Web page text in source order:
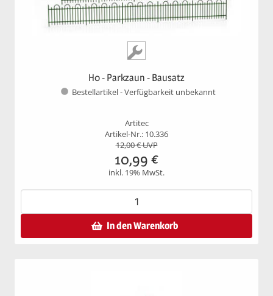
H0 - Parkzaun - Bausatz
Bestellartikel - Verfügbarkeit unbekannt
Artitec
Artikel-Nr.: 10.336
12,00€ UVP
10,99 €
inkl. 19% MwSt.
In den Warenkorb